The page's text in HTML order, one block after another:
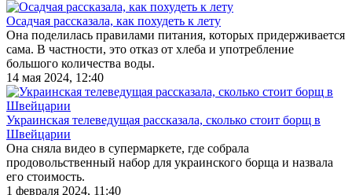
Осадчая рассказала, как похудеть к лету
Она поделилась правилами питания, которых придерживается
сама. В частности, это отказ от хлеба и употребление
большого количества воды.
14 мая 2024, 12:40
Украинская телеведущая рассказала, сколько стоит борщ в
Швейцарии
Она сняла видео в супермаркете, где собрала
продовольственный набор для украинского борща и назвала
его стоимость.
1 февраля 2024, 11:40